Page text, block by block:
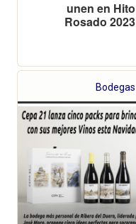
unen en Hito
Rosado 2023
Bodegas